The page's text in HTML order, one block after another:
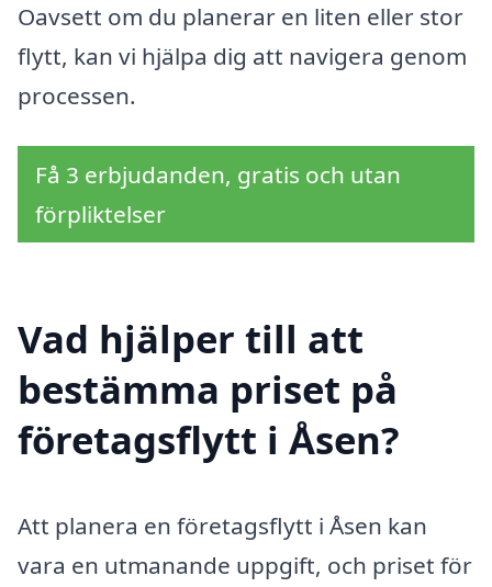
Oavsett om du planerar en liten eller stor
flytt, kan vi hjälpa dig att navigera genom
processen.
Få 3 erbjudanden, gratis och utan
förpliktelser
Vad hjälper till att
bestämma priset på
företagsflytt i Åsen?
Att planera en företagsflytt i Åsen kan
vara en utmanande uppgift, och priset för